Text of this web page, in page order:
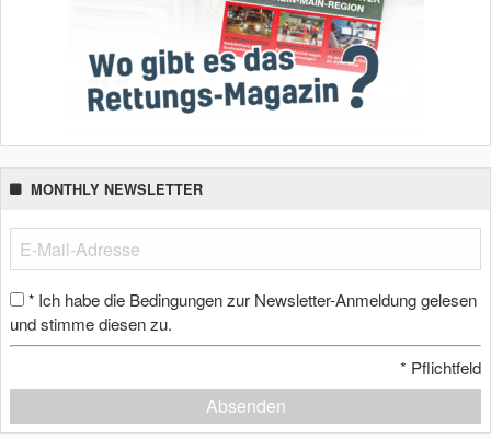
MONTHLY NEWSLETTER
* Ich habe die Bedingungen zur Newsletter-Anmeldung gelesen
und stimme diesen zu.
* Pflichtfeld
Absenden